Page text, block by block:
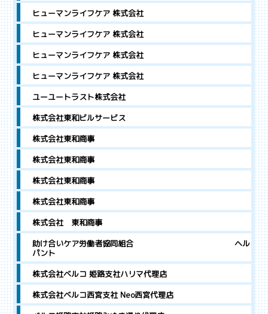
ヒューマンライフケア 株式会社
ヒューマンライフケア 株式会社
ヒューマンライフケア 株式会社
ヒューマンライフケア 株式会社
ユーユートラスト株式会社
株式会社東和ビルサービス
株式会社東和商事
株式会社東和商事
株式会社東和商事
株式会社東和商事
株式会社 東和商事
助け合いケア労働者協同組合 ヘル
パント
株式会社ベルコ 姫路支社ハリマ代理店
株式会社ベルコ西宮支社 Neo西宮代理店